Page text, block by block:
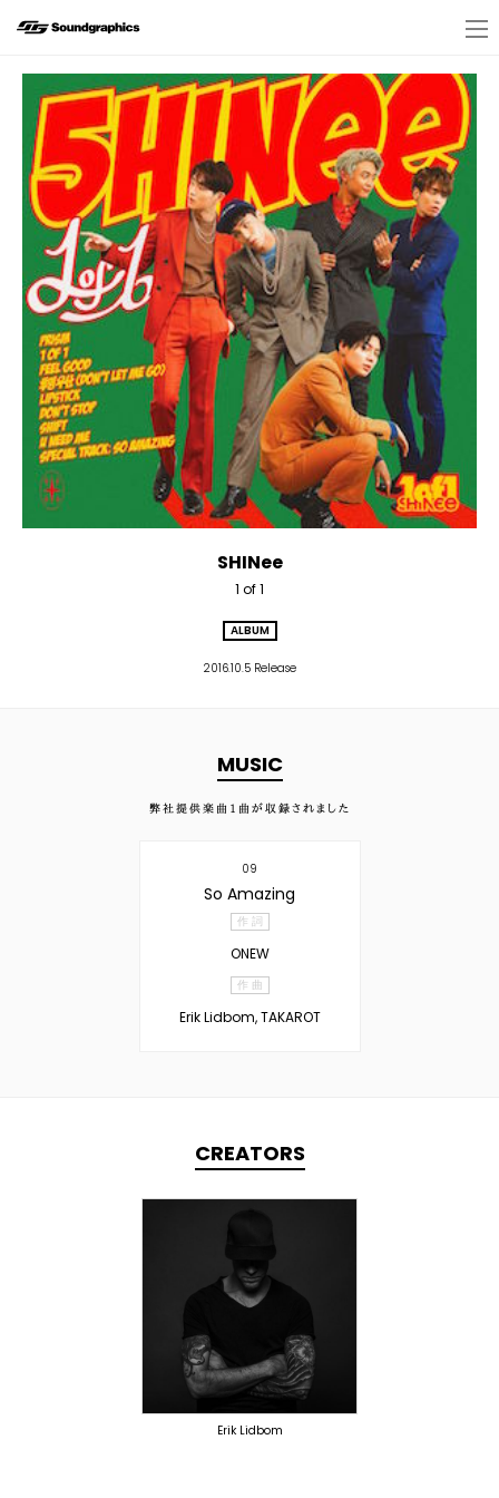
SHINee
1 of 1
ALBUM
2016.10.5 Release
MUSIC
弊社提供楽曲 1 曲が収録されました
09
So Amazing
作 詞
ONEW
作 曲
Erik Lidbom, TAKAROT
CREATORS
TOPLINER
PRODUCER
LYRICIST
OVERSEAS
Erik Lidbom